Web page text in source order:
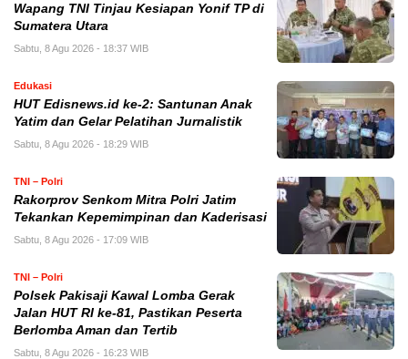
Wapang TNI Tinjau Kesiapan Yonif TP di
Sumatera Utara
Sabtu, 8 Agu 2026 - 18:37 WIB
Edukasi
HUT Edisnews.id ke-2: Santunan Anak
Yatim dan Gelar Pelatihan Jurnalistik
Sabtu, 8 Agu 2026 - 18:29 WIB
TNI – Polri
Rakorprov Senkom Mitra Polri Jatim
Tekankan Kepemimpinan dan Kaderisasi
Sabtu, 8 Agu 2026 - 17:09 WIB
TNI – Polri
Polsek Pakisaji Kawal Lomba Gerak
Jalan HUT RI ke-81, Pastikan Peserta
Berlomba Aman dan Tertib
Sabtu, 8 Agu 2026 - 16:23 WIB